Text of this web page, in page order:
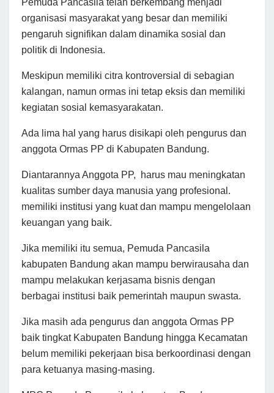
organisasi masyarakat yang besar dan memiliki
pengaruh signifikan dalam dinamika sosial dan
politik di Indonesia.
Meskipun memiliki citra kontroversial di sebagian
kalangan, namun ormas ini tetap eksis dan memiliki
kegiatan sosial kemasyarakatan.
Ada lima hal yang harus disikapi oleh pengurus dan
anggota Ormas PP di Kabupaten Bandung.
Diantarannya Anggota PP, harus mau meningkatan
kualitas sumber daya manusia yang profesional.
memiliki institusi yang kuat dan mampu mengelolaan
keuangan yang baik.
Jika memiliki itu semua, Pemuda Pancasila
kabupaten Bandung akan mampu berwirausaha dan
mampu melakukan kerjasama bisnis dengan
berbagai institusi baik pemerintah maupun swasta.
Jika masih ada pengurus dan anggota Ormas PP
baik tingkat Kabupaten Bandung hingga Kecamatan
belum memiliki pekerjaan bisa berkoordinasi dengan
para ketuanya masing-masing.